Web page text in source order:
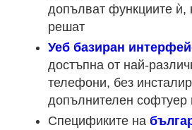
допълват функциите ѝ,
решат
Уеб базиран
достъпна от най-
телефони, без
допълнителен софтуер
Спецификите на